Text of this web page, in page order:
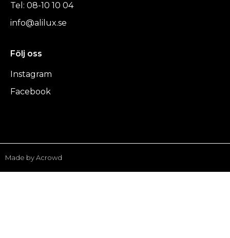
Tel: 08-10 10 04
info@alilux.se
Följ oss
Instagram
Facebook
Made by Acrowd